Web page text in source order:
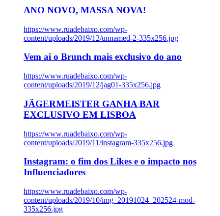
ANO NOVO, MASSA NOVA!
https://www.ruadebaixo.com/wp-
content/uploads/2019/12/unnamed-2-335x256.jpg
Vem ai o Brunch mais exclusivo do ano
https://www.ruadebaixo.com/wp-
content/uploads/2019/12/jag01-335x256.jpg
JÄGERMEISTER GANHA BAR
EXCLUSIVO EM LISBOA
https://www.ruadebaixo.com/wp-
content/uploads/2019/11/instagram-335x256.jpg
Instagram: o fim dos Likes e o impacto nos
Influenciadores
https://www.ruadebaixo.com/wp-
content/uploads/2019/10/img_20191024_202524-mod-
335x256.jpg